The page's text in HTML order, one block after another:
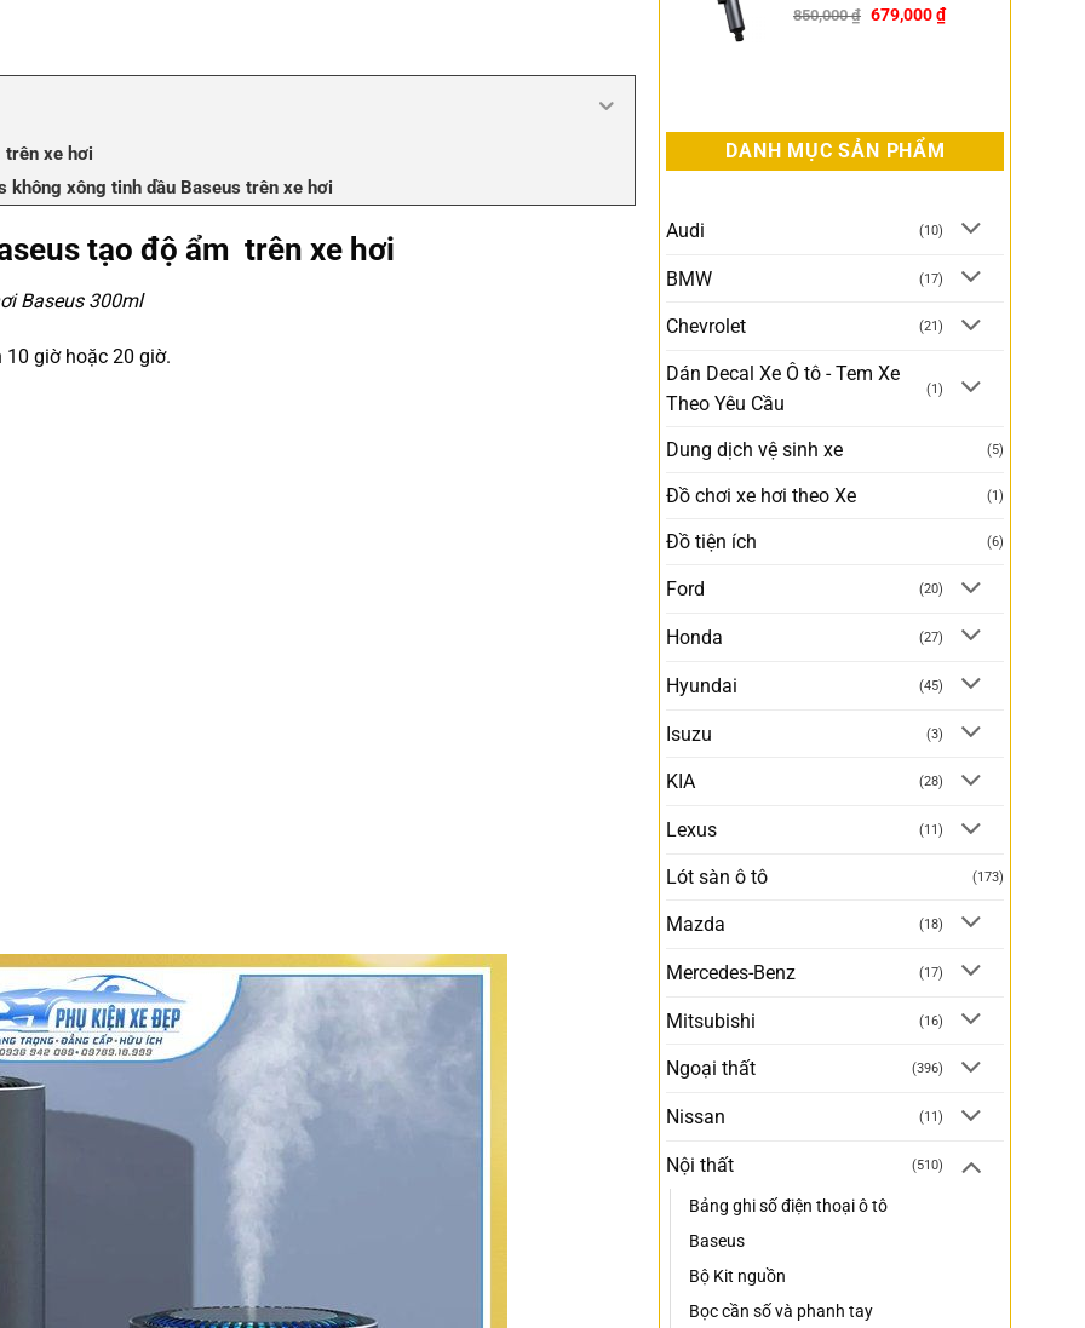
trên xe hơi
không xông tinh dầu Baseus trên xe hơi
tạo độ ẩm trên xe hơi
Baseus 300ml
giờ hoặc 20 giờ.
850,000₫ 679,000₫
DANH MỤC SẢN PHẨM
Audi (10)
BMW (17)
Chevrolet (21)
Dán Decal Xe Ô tô - Tem Xe
Theo Yêu Cầu
(1)
Dung dịch vệ sinh xe (5)
Đồ chơi xe hơi theo Xe (1)
Đồ tiện ích (6)
Ford (20)
Honda (27)
Hyundai (45)
Isuzu (3)
KIA (28)
Lexus (11)
Lót sàn ô tô (173)
Mazda (18)
Mercedes-Benz (17)
Mitsubishi (16)
Ngoại thất (396)
Nissan (11)
Nội thất (510)
Bảng ghi số điện thoại ô tô
Baseus
Bộ Kit nguồn
Bọc cần số và phanh tay